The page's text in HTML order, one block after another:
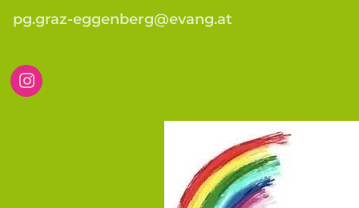
pg.graz-eggenberg@evang.at